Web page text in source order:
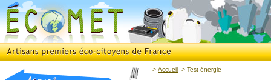
> Accueil > Test énergie